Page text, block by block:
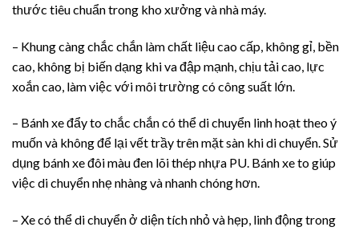
thước tiêu chuẩn trong kho xưởng và nhà máy.
– Khung càng chắc chắn làm chất liệu cao cấp, không gỉ, bền
cao, không bị biến dạng khi va đập mạnh, chịu tải cao, lực
xoắn cao, làm việc với môi trường có công suất lớn.
– Bánh xe đẩy to chắc chắn có thể di chuyển linh hoạt theo ý
muốn và không để lại vết trầy trên mặt sàn khi di chuyển. Sử
dụng bánh xe đôi màu đen lõi thép nhựa PU. Bánh xe to giúp
việc di chuyển nhẹ nhàng và nhanh chóng hơn.
– Xe có thể di chuyển ở diện tích nhỏ và hẹp, linh động trong